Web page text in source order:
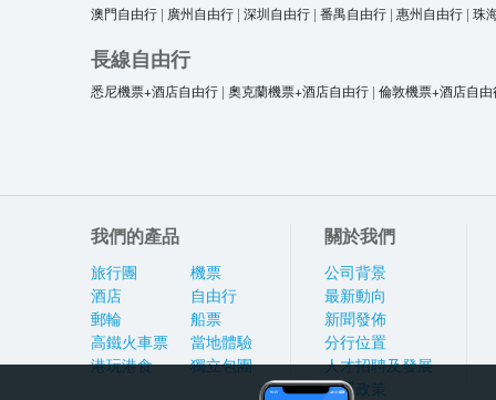
澳門自由行 | 廣州自由行 | 深圳自由行 | 番禺自由行 | 惠州自由行 | 珠
長線自由行
悉尼機票+酒店自由行 | 奧克蘭機票+酒店自由行 | 倫敦機票+酒店自由
我們的產品
旅行團
酒店
郵輪
高鐵火車票
港玩港食
機票
自由行
船票
當地體驗
獨立包團
關於我們
公司背景
最新動向
新聞發佈
分行位置
人才招聘及發展
私隱政策